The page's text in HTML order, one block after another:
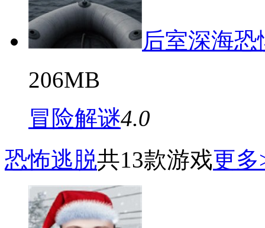
后室深海恐
206MB
冒险解谜4.0
恐怖逃脱共13款游戏更多